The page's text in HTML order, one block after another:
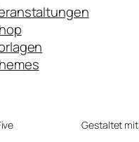
Gestaltet mit